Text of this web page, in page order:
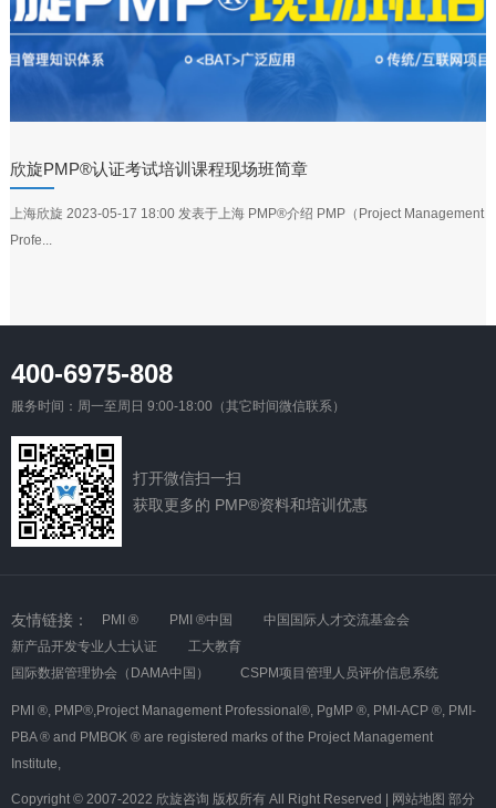
欣旋PMP®认证考试培训课程现场班简章
上海欣旋 2023-05-17 18:00 发表于上海 PMP®介绍 PMP（Project Management
Profe...
400-6975-808
服务时间：周一至周日 9:00-18:00（其它时间微信联系）
打开微信扫一扫
获取更多的 PMP®资料和培训优惠
友情链接： PMI ® PMI ®中国
中国国际人才交流基金会
新产品开发专业人士认证
工大教育
国际数据管理协会（DAMA中国）
CSPM项目管理人员评价信息系统
PMI ®, PMP®,Project Management Professional®, PgMP ®, PMI-ACP ®, PMI-
PBA ® and PMBOK ® are registered marks of the Project Management
Institute,
Copyright © 2007-2022 欣旋咨询 版权所有 All Right Reserved | 网站地图 部分